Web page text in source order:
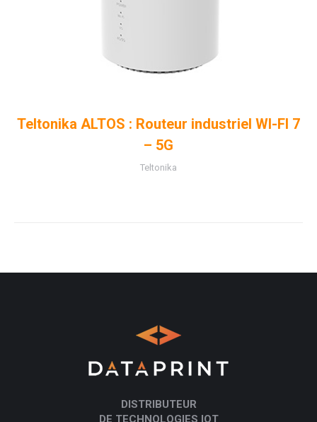
Teltonika ALTOS : Routeur industriel WI-FI 7
– 5G
Teltonika
DISTRIBUTEUR
DE TECHNOLOGIES IOT